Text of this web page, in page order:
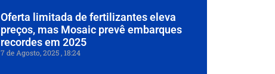
Oferta limitada de fertilizantes eleva
preços, mas Mosaic prevê embarques
recordes em 2025
7 de Agosto, 2025 18:24